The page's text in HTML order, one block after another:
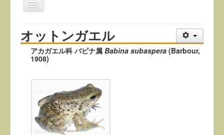
ナ
ビ
ー
シ
ョ
ン
切
え
オットンガエル
アカガエル科 バビナ属 Babina subaspera (Barbour,
1908)